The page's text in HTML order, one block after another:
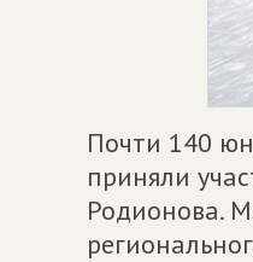
Почти 140
приняли
Родионова.